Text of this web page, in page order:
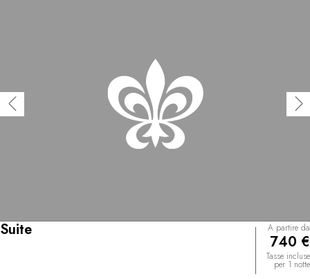
Suite A partire da
740 €
Tasse incluse
per 1 notte